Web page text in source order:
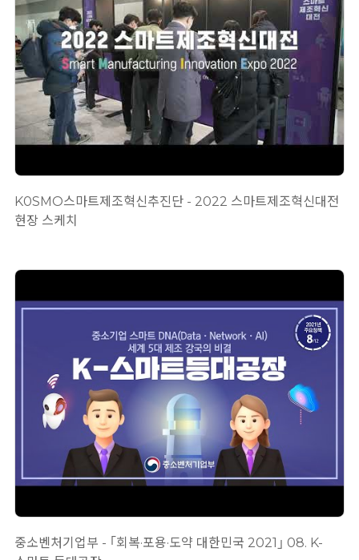
K0SMO스마트제조혁신추진단 - 2022 스마트제조혁신대전
현장 스케치
중소벤처기업부 - ｢회복·포용·도약 대한민국 2021｣ 08. K-